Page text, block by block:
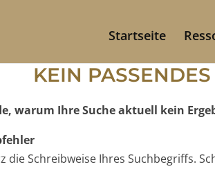
Startseite
KEIN
warum Ihre Suche aktuell kein
die Schreibweise Ihres Suchbegriffs.